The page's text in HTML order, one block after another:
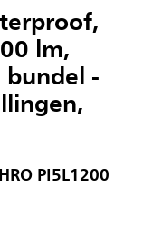
lm,
bundel -
PI5L1200